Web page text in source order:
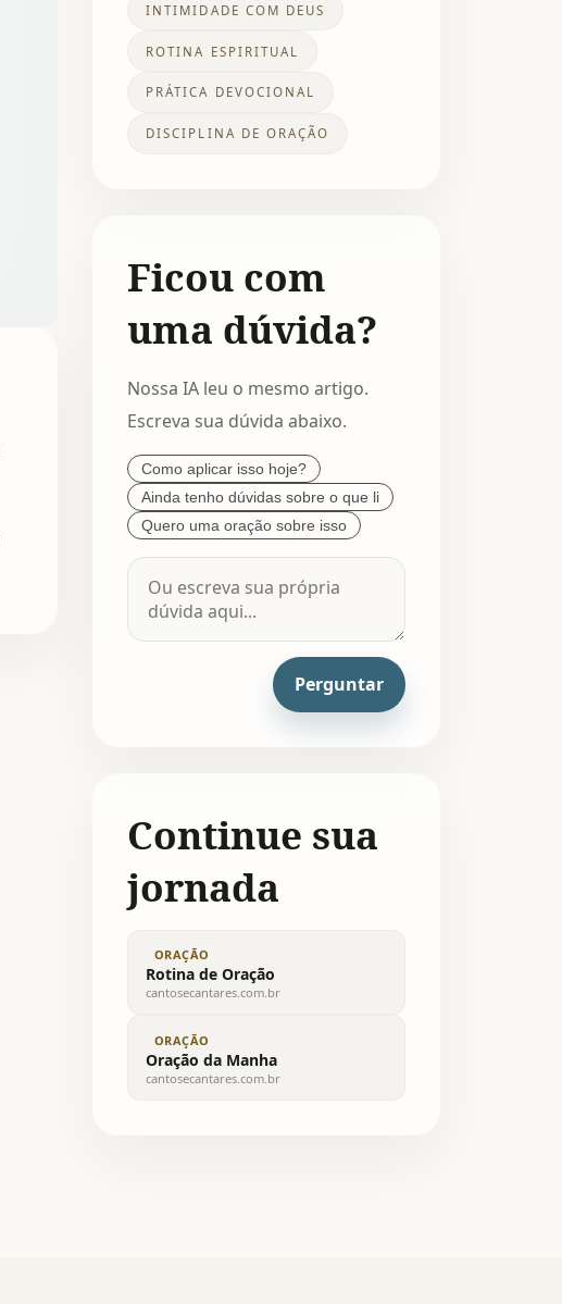
INTIMIDADE COM DEUS
ROTINA ESPIRITUAL
PRÁTICA DEVOCIONAL
DISCIPLINA DE ORAÇÃO
Ficou com
uma dúvida?
Nossa IA leu o mesmo artigo.
Escreva sua dúvida abaixo.
Como aplicar isso hoje?
Ainda tenho dúvidas sobre o que li
Quero uma oração sobre isso
Perguntar
Continue sua
jornada
ORAÇÃO
Rotina de Oração
cantosecantares.com.br
ORAÇÃO
Oração da Manha
cantosecantares.com.br